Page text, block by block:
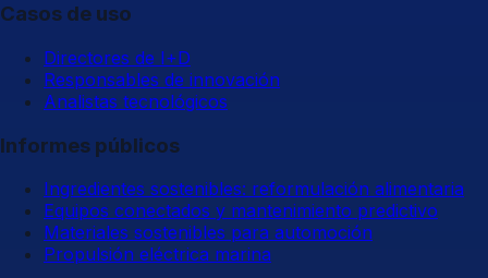
Casos de uso
Directores de I+D
Responsables de innovación
Analistas tecnológicos
Informes públicos
Ingredientes sostenibles: reformulación alimentaria
Equipos conectados y mantenimiento predictivo
Materiales sostenibles para automoción
Propulsión eléctrica marina